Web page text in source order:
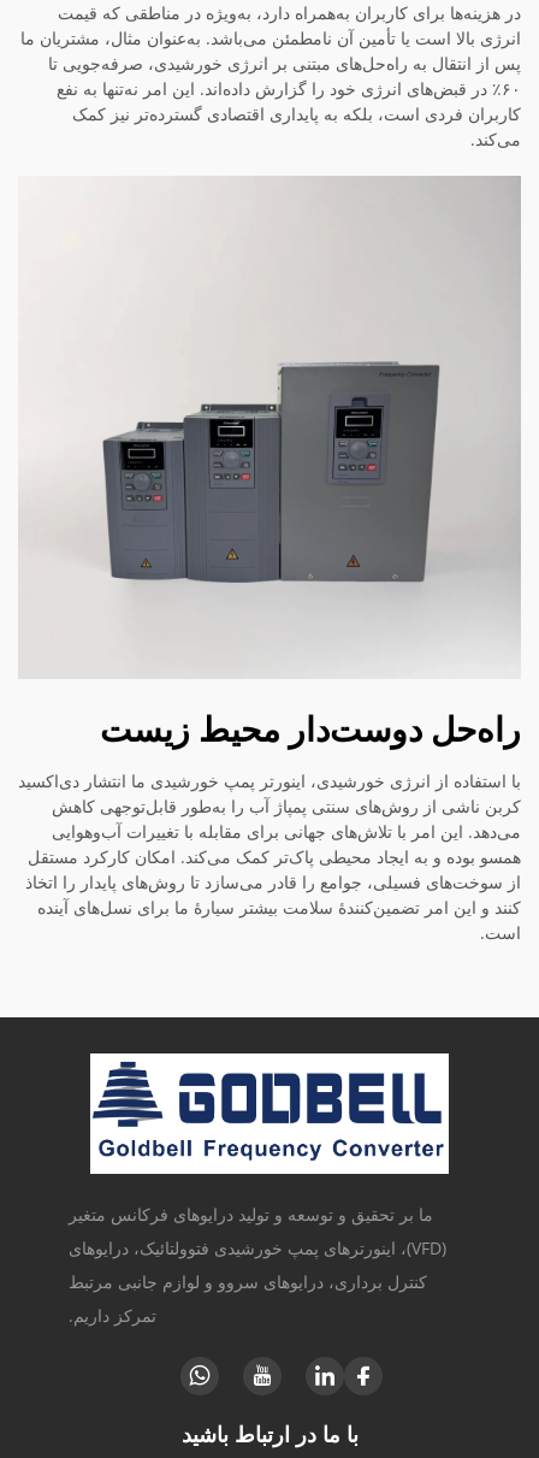
در هزینه‌ها برای کاربران به‌همراه دارد، به‌ویژه در مناطقی که قیمت
انرژی بالا است یا تأمین آن نامطمئن می‌باشد. به‌عنوان مثال، مشتریان ما
پس از انتقال به راه‌حل‌های مبتنی بر انرژی خورشیدی، صرفه‌جویی تا
۶۰٪ در قبض‌های انرژی خود را گزارش داده‌اند. این امر نه‌تنها به نفع
کاربران فردی است، بلکه به پایداری اقتصادی گسترده‌تر نیز کمک
می‌کند.
راه‌حل دوست‌دار محیط زیست
با استفاده از انرژی خورشیدی، اینورتر پمپ خورشیدی ما انتشار دی‌اکسید
کربن ناشی از روش‌های سنتی پمپاژ آب را به‌طور قابل‌توجهی کاهش
می‌دهد. این امر با تلاش‌های جهانی برای مقابله با تغییرات آب‌وهوایی
همسو بوده و به ایجاد محیطی پاک‌تر کمک می‌کند. امکان کارکرد مستقل
از سوخت‌های فسیلی، جوامع را قادر می‌سازد تا روش‌های پایدار را اتخاذ
کنند و این امر تضمین‌کنندهٔ سلامت بیشتر سیارهٔ ما برای نسل‌های آینده
است.
ما بر تحقیق و توسعه و تولید درایوهای فرکانس متغیر
(VFD)، اینورترهای پمپ خورشیدی فتوولتائیک، درایوهای
کنترل برداری، درایوهای سروو و لوازم جانبی مرتبط
تمرکز داریم.
با ما در ارتباط باشید